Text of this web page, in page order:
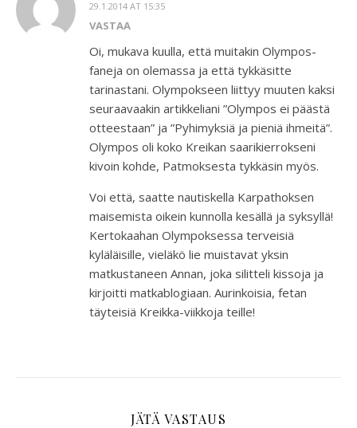
29.1.2014 AT 15:35
VASTAA
Oi, mukava kuulla, että muitakin Olympos-
faneja on olemassa ja että tykkäsitte
tarinastani. Olympokseen liittyy muuten kaksi
seuraavaakin artikkeliani ”Olympos ei päästä
otteestaan” ja ”Pyhimyksiä ja pieniä ihmeitä”.
Olympos oli koko Kreikan saarikierrokseni
kivoin kohde, Patmoksesta tykkäsin myös.
Voi että, saatte nautiskella Karpathoksen
maisemista oikein kunnolla kesällä ja syksyllä!
Kertokaahan Olympoksessa terveisiä
kyläläisille, vieläkö lie muistavat yksin
matkustaneen Annan, joka silitteli kissoja ja
kirjoitti matkablogiaan. Aurinkoisia, fetan
täyteisiä Kreikka-viikkoja teille!
JÄTÄ VASTAUS